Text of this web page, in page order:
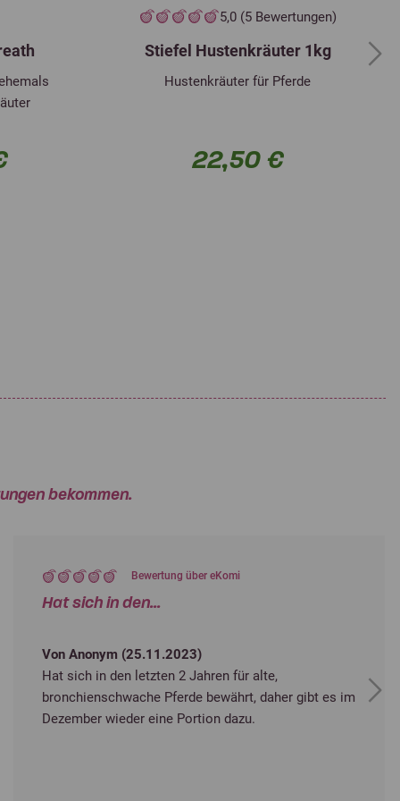
5,0 (5 Bewertungen)
Stiefel Hustenkräuter 1kg
Hustenkräuter für Pferde
22,50 €
Next
bekommen.
Bewertung über eKomi
Hat sich in den...
Von Anonym (25.11.2023)
Hat sich in den letzten 2 Jahren für alte,
bronchienschwache Pferde bewährt, daher gibt es im
Dezember wieder eine Portion dazu.
Next